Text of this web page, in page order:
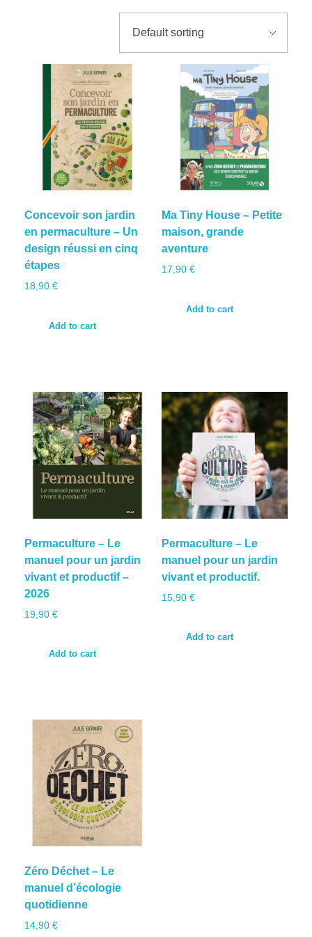
Zéro Déchet – Le manuel d’écologie quotidienne
A PROPOS
BLOG
DIY/entretien
Hygiène
Entretien
Agir au quotidien
Etat d’esprit
Consomm’agir
Cosmétiques
L’éco-dico
Documentaires
Livres
Podcasts
MOOD
CONTACT
Concevoir son jardin
en permaculture – Un
design réussi en cinq
étapes
18,90 €
Add to cart
Ma Tiny House – Petite
maison, grande
aventure
17,90 €
Add to cart
Permaculture – Le
manuel pour un jardin
vivant et productif –
2026
19,90 €
Add to cart
Permaculture – Le
manuel pour un jardin
vivant et productif.
15,90 €
Add to cart
Zéro Déchet – Le
manuel d’écologie
quotidienne
14,90 €